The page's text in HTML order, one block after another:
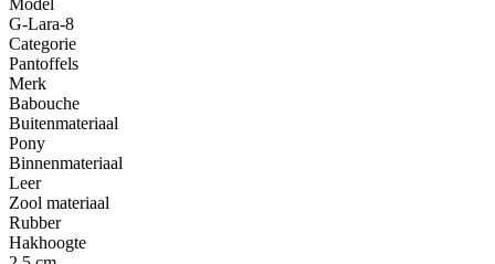
G-Lara-8
Categorie
Pantoffels
Merk
Babouche
Buitenmateriaal
Pony
Binnenmateriaal
Leer
Zool materiaal
Rubber
Hakhoogte